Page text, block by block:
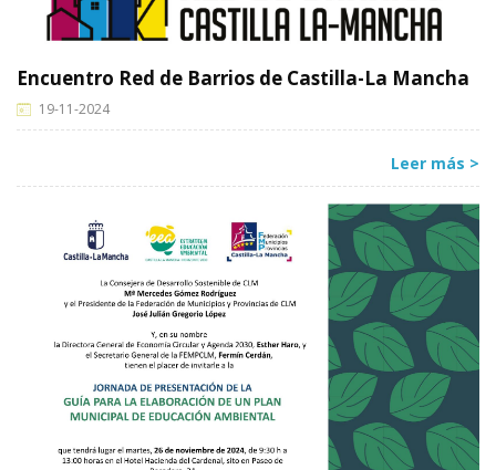
Encuentro Red de Barrios de Castilla-La Mancha
19-11-2024
Leer más >